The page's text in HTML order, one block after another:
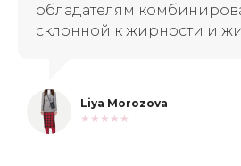
обладателям
склонной к жирности и
Liya Morozova
★★★★★